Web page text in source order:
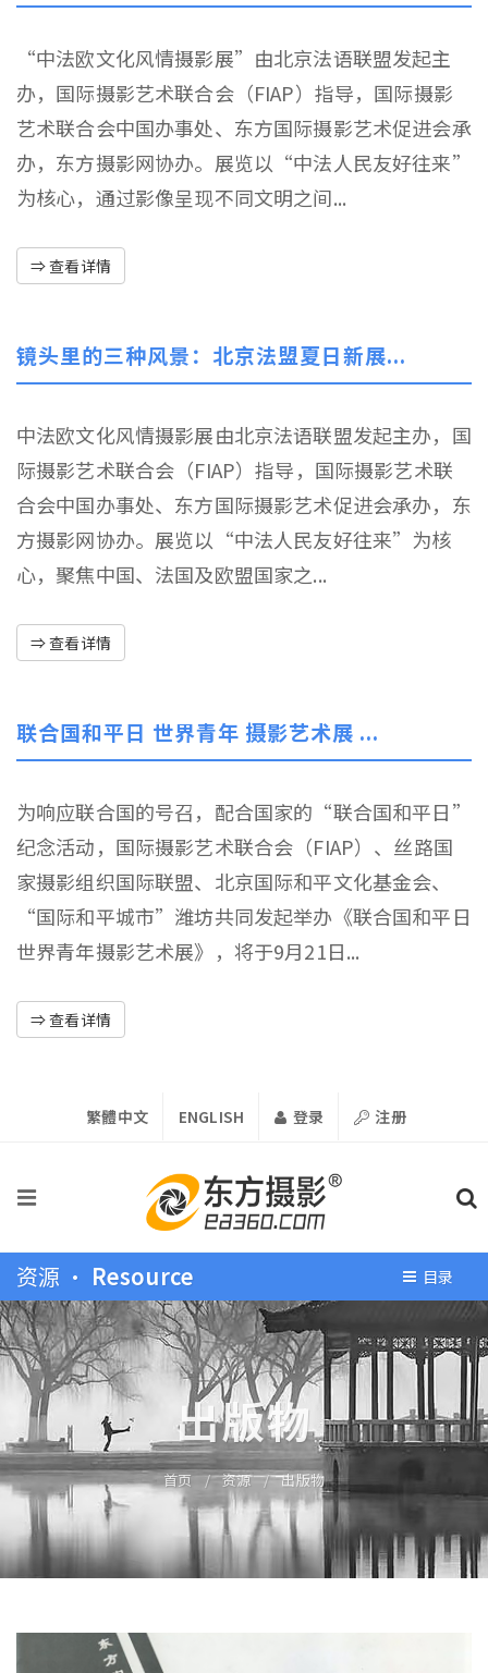
“中法欧文化风情摄影展”由北京法语联盟发起主
办，国际摄影艺术联合会（FIAP）指导，国际摄影
艺术联合会中国办事处、东方国际摄影艺术促进会承
办，东方摄影网协办。展览以“中法人民友好往来”
为核心，通过影像呈现不同文明之间...
⇒ 查看详情
镜头里的三种风景：北京法盟夏日新展...
中法欧文化风情摄影展由北京法语联盟发起主办，国
际摄影艺术联合会（FIAP）指导，国际摄影艺术联
合会中国办事处、东方国际摄影艺术促进会承办，东
方摄影网协办。展览以“中法人民友好往来”为核
心，聚焦中国、法国及欧盟国家之...
⇒ 查看详情
联合国和平日 世界青年 摄影艺术展 ...
为响应联合国的号召，配合国家的“联合国和平日”
纪念活动，国际摄影艺术联合会（FIAP）、丝路国
家摄影组织国际联盟、北京国际和平文化基金会、
“国际和平城市”潍坊共同发起举办《联合国和平日
世界青年摄影艺术展》，将于9月21日...
⇒ 查看详情
繁體中文 ENGLISH 登录 注册
资源 • Resource 目录
出版物
首页 / 资源 / 出版物